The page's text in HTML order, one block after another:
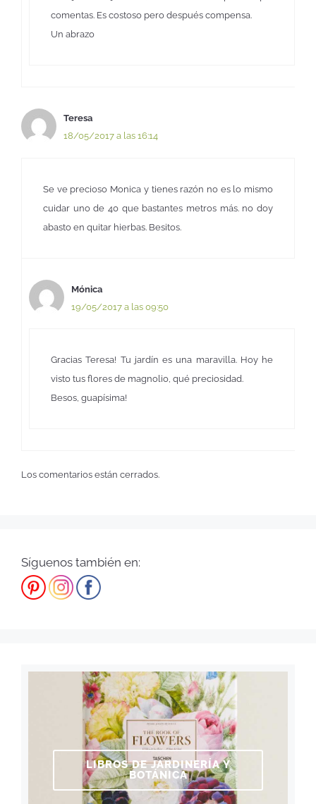
comentas. Es costoso pero después compensa.
Un abrazo
Teresa
18/05/2017 a las 16:14
Se ve precioso Monica y tienes razón no es lo mismo
cuidar uno de 40 que bastantes metros más. no doy
abasto en quitar hierbas. Besitos.
Mónica
19/05/2017 a las 09:50
Gracias Teresa! Tu jardín es una maravilla. Hoy he
visto tus flores de magnolio, qué preciosidad.
Besos, guapísima!
Los comentarios están cerrados.
Síguenos también en:
LIBROS DE JARDINERÍA Y
BOTÁNICA